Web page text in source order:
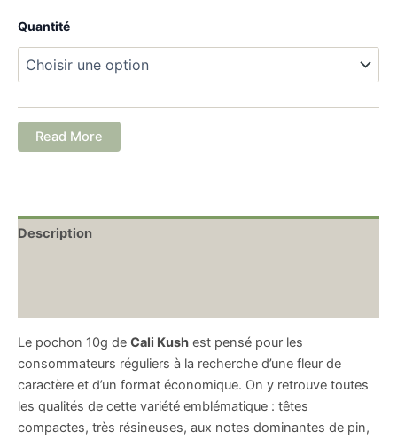
Quantité
Read More
Description
Le pochon 10g de Cali Kush est pensé pour les
consommateurs réguliers à la recherche d’une fleur de
caractère et d’un format économique. On y retrouve toutes
les qualités de cette variété emblématique : têtes
compactes, très résineuses, aux notes dominantes de pin,